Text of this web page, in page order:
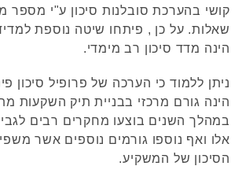
קושי בהערכת סובלנות סיכון ע"י מספר
שאלות. על כן , פיתחו שיטה נוספת
הינה מדד סיכון רב מימדי.
ניתן ללמוד כי הערכה של פרופיל סיכון
הינה גורם מרכזי בבניית תיק השקעות
במהלך השנים בוצעו מחקרים רבים
אלו ואף נוספו גורמים נוספים אשר
הסיכון של המשקיע.